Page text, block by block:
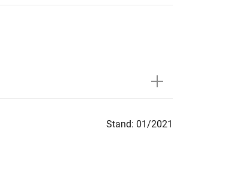
Stand: 01/2021